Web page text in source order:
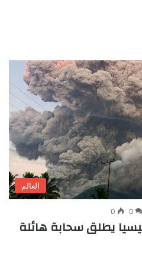
العالم
0
0
يطلق سحابة هائلة